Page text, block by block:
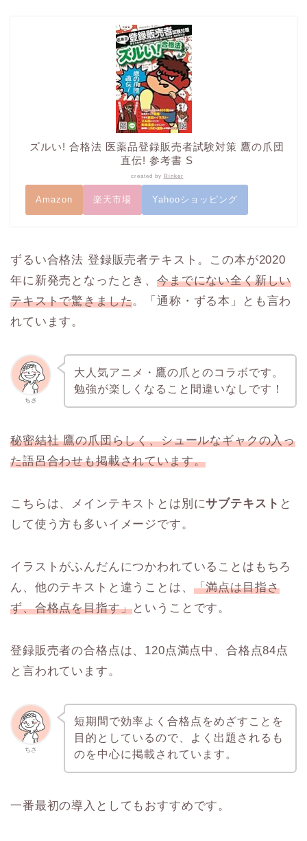
ズルい! 合格法 医薬品登録販売者試験対策 鷹の爪団
直伝! 参考書 S
created by Rinker
Amazon 楽天市場 Yahooショッピング
ずるい合格法 登録販売者テキスト。この本が2020
年に新発売となったとき、今までにない全く新しい
テキストで驚きました。「通称・ずる本」とも言わ
れています。
ちさ
大人気アニメ・鷹の爪とのコラボです。
勉強が楽しくなること間違いなしです！
秘密結社 鷹の爪団らしく、シュールなギャクの入っ
た語呂合わせも掲載されています。
こちらは、メインテキストとは別にサブテキスト と
して使う方も多いイメージです。
イラストがふんだんにつかわれていることはもちろ
ん、他のテキストと違うことは、 「満点は目指さ
ず、合格点を目指す」ということです。
登録販売者の合格点は、120点満点中、合格点84点
と言われています。
ちさ
短期間で効率よく合格点をめざすことを
目的としているので、よく出題されるも
のを中心に掲載されています。
一番最初の導入としてもおすすめです。